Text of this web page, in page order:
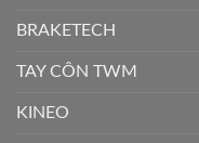
BRAKETECH
TAY CÔN TWM
KINEO